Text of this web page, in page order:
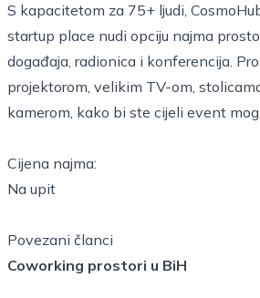
S kapacitetom za 75+ ljudi,
startup place nudi opciju najma
događaja, radionica i konferencija.
projektorom, velikim TV-om,
kamerom, kako bi ste cijeli event
Cijena najma:
Na upit
Povezani članci
Coworking prostori u BiH